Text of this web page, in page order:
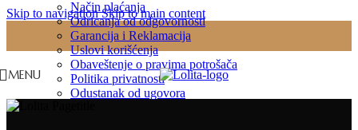
Skip to navigationSkip to main content
Način plaćanja
Odricanja od odgovornosti
Garancija i Reklamacija
Uslovi korišćenja
Obaveštenje o pravima potrošača
Politika privatnosti
Odustanak od ugovora
MENU